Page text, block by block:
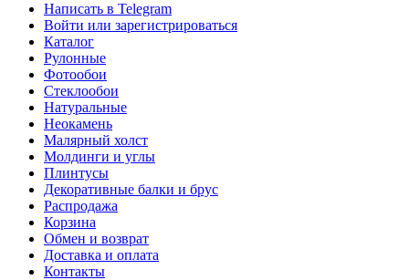
Написать в Telegram
Войти или зарегистрироваться
Каталог
Рулонные
Фотообои
Стеклообои
Натуральные
Неокамень
Малярный холст
Молдинги и углы
Плинтусы
Декоративные балки и брус
Распродажа
Корзина
Обмен и возврат
Доставка и оплата
Контакты